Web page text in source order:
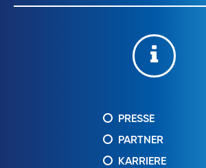
PRESSE
PARTNER
KARRIERE